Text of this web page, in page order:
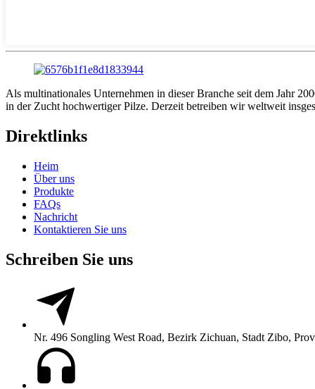
Als multinationales Unternehmen in dieser Branche seit dem Jahr
in der Zucht hochwertiger Pilze. Derzeit betreiben wir weltweit
Direktlinks
Heim
Über uns
Produkte
FAQs
Nachricht
Kontaktieren Sie uns
Schreiben Sie uns
Nr. 496 Songling West Road, Bezirk Zichuan, Stadt Zibo,